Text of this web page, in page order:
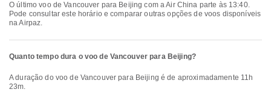
O último voo de Vancouver para Beijing com a Air China parte às 13:40.
Pode consultar este horário e comparar outras opções de voos disponíveis
na Airpaz.
Quanto tempo dura o voo de Vancouver para Beijing?
A duração do voo de Vancouver para Beijing é de aproximadamente 11h
23m.